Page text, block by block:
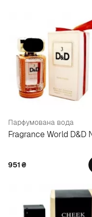
Парфумована вода
Fragrance World
951₴